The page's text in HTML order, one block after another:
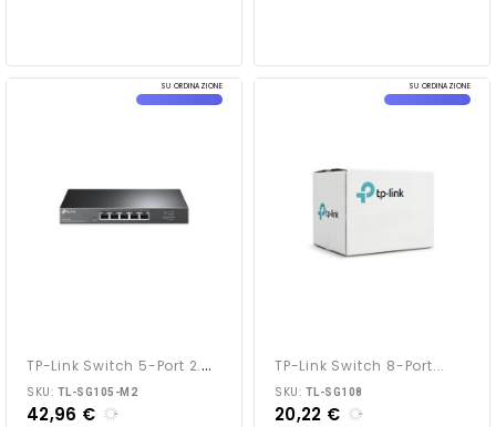
SU ORDINAZIONE
T
P-Link Switch 5-Port 2.5G...
SKU: TL-SG105-M2
42,96 €
SU ORDINAZIONE
TP-Link Switch 8-Port...
SKU: TL-SG108
20,22 €